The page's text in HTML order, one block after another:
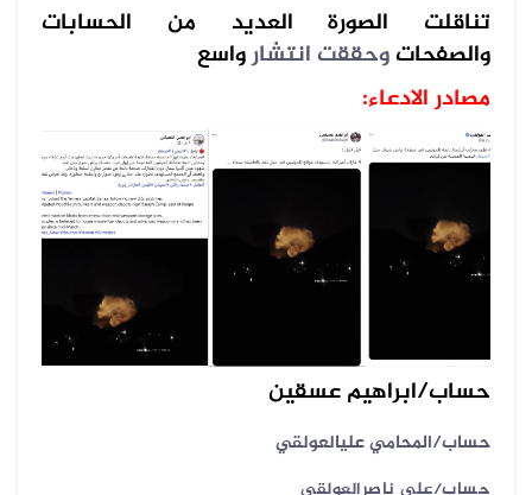
تناقلت الصورة العديد من الحسابات
والصفحاتوحققت انتشارواسع
مصادر الادعاء:
حساب/ابراهيم عسقين
حساب/المحامي عليالعولقي